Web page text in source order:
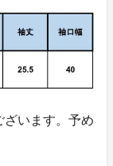
います。予め